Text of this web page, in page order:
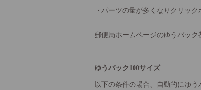
・パーツの量が多くなりクリッ
郵便局ホームページのゆうパック
ゆうパック100サイズ
以下の条件の場合、自動的にゆう